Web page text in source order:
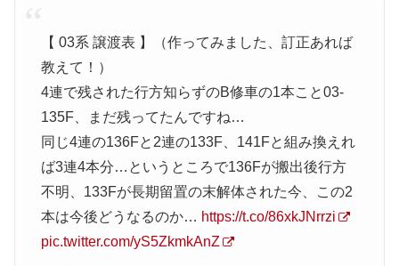
【 03系 譲渡表 】（作ってみました、訂正あれば
教えて！）
4連で残された行方知らずのB修車の1本こと03-
135F、まだ残ってたんですね…
同じ4連の136Fと2連の133F、141Fと組み換えれ
ば3連4本分…というところで136Fが搬出後行方
不明、133Fが長期留置の末解体された今、この2
本は今後どうなるのか… https://t.co/86xkJNrrzi
pic.twitter.com/yS5ZkmkAnZ